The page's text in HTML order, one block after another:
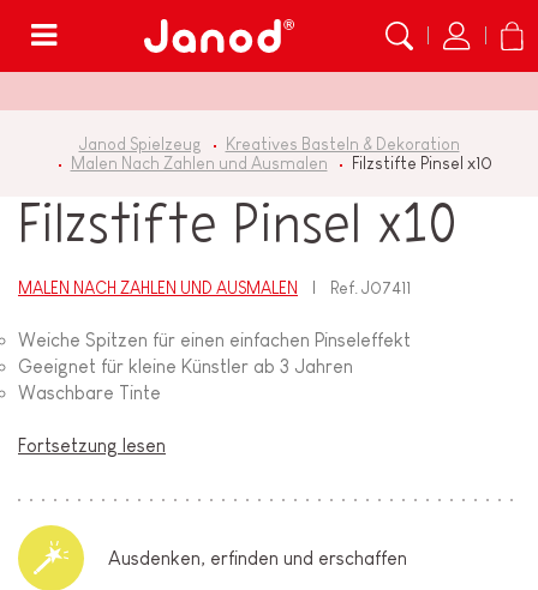
Janod Spielzeug
Kreatives Basteln & Dekoration
Malen Nach Zahlen und Ausmalen
Filzstifte Pinsel x10
Filzstifte Pinsel x10
MALEN NACH ZAHLEN UND AUSMALEN Ref.J07411
Weiche Spitzen für einen einfachen Pinseleffekt
Geeignet für kleine Künstler ab 3 Jahren
Waschbare Tinte
Fortsetzung lesen
Ausdenken, erfinden und erschaffen